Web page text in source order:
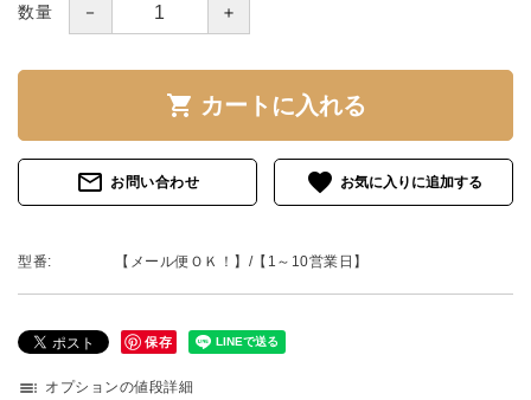
数量 － ＋
shopping_cart カートに入れる
mail_outline お問い合わせ favorite
型番: 【メール便ＯＫ！】/【1～10営業日】
保存
toc オプションの値段詳細